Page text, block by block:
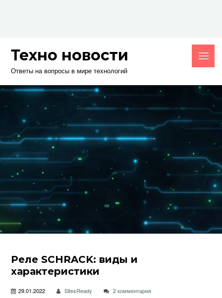
Техно новости
Ответы на вопросы в мире технологий
Реле SCHRACK: виды и
характеристики
29.01.2022 SitesReady
2 комментария